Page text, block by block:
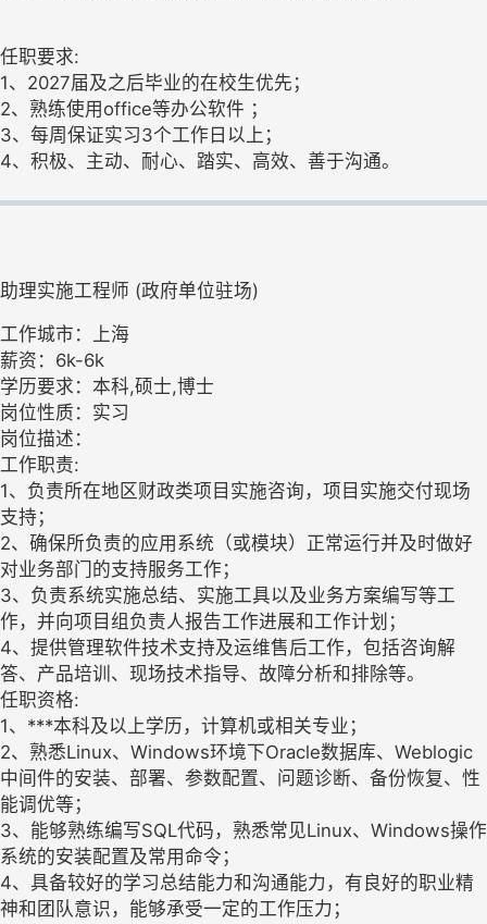
任职要求:
1、2027届及之后毕业的在校生优先；
2、熟练使用office等办公软件 ；
3、每周保证实习3个工作日以上；
4、积极、主动、耐心、踏实、高效、善于沟通。
助理实施工程师 (政府单位驻场)
工作城市：上海
薪资：6k-6k
学历要求：本科,硕士,博士
岗位性质：实习
岗位描述：
工作职责:
1、负责所在地区财政类项目实施咨询，项目实施交付现场
支持；
2、确保所负责的应用系统（或模块）正常运行并及时做好
对业务部门的支持服务工作；
3、负责系统实施总结、实施工具以及业务方案编写等工
作，并向项目组负责人报告工作进展和工作计划；
4、提供管理软件技术支持及运维售后工作，包括咨询解
答、产品培训、现场技术指导、故障分析和排除等。
任职资格:
1、***本科及以上学历，计算机或相关专业；
2、熟悉Linux、Windows环境下Oracle数据库、Weblogic
中间件的安装、部署、参数配置、问题诊断、备份恢复、性
能调优等；
3、能够熟练编写SQL代码，熟悉常见Linux、Windows操作
系统的安装配置及常用命令；
4、具备较好的学习总结能力和沟通能力，有良好的职业精
神和团队意识，能够承受一定的工作压力；